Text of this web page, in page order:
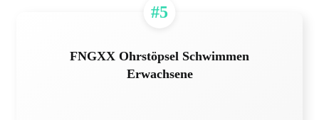
#5
FNGXX Ohrstöpsel Schwimmen
Erwachsene